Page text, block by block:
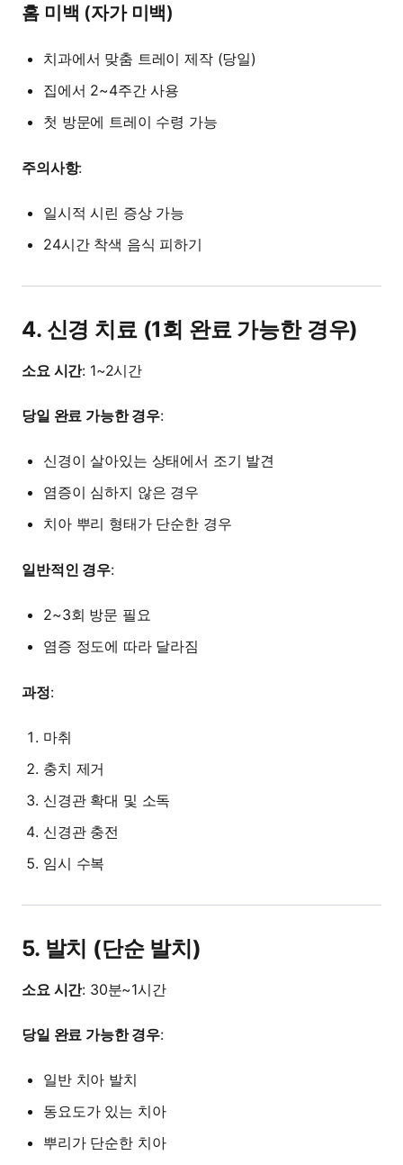
홈 미백 (자가 미백)
치과에서 맞춤 트레이 제작 (당일)
집에서 2~4주간 사용
첫 방문에 트레이 수령 가능
주의사항:
일시적 시린 증상 가능
24시간 착색 음식 피하기
4. 신경 치료 (1회 완료 가능한 경우)
소요 시간: 1~2시간
당일 완료 가능한 경우:
신경이 살아있는 상태에서 조기 발견
염증이 심하지 않은 경우
치아 뿌리 형태가 단순한 경우
일반적인 경우:
2~3회 방문 필요
염증 정도에 따라 달라짐
과정:
마취
충치 제거
신경관 확대 및 소독
신경관 충전
임시 수복
5. 발치 (단순 발치)
소요 시간: 30분~1시간
당일 완료 가능한 경우:
일반 치아 발치
동요도가 있는 치아
뿌리가 단순한 치아